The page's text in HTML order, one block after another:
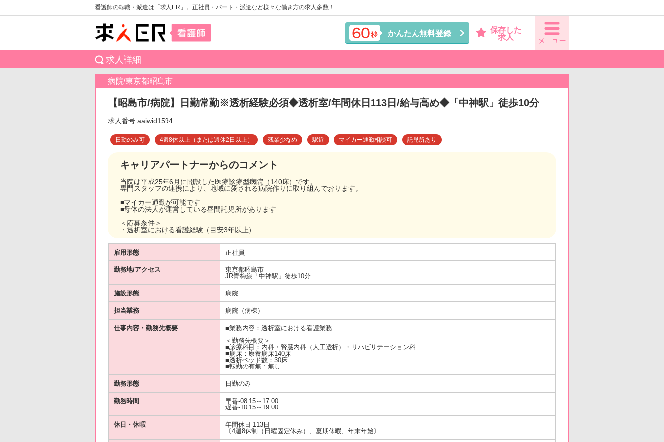
看護師の転職・派遣は「求人ER」。正社員・パート・派遣など様々な働き方の求人多数！
かんたん無料登録
保存した
求人
求人詳細
病院/東京都昭島市
【昭島市/病院】日勤常勤※透析経験必須◆透析室/年間休日113日/給与高め◆「中神駅」徒歩10分
求人番号:aaiwid1594
日勤のみ可 4週8休以上（または週休2日以上） 残業少なめ 駅近 マイカー通勤相談可 託児所あり
キャリアパートナーからのコメント
当院は平成25年6月に開設した医療診療型病院（140床）です。
専門スタッフの連携により、地域に愛される病院作りに取り組んでおります。
■マイカー通勤が可能です
■母体の法人が運営している昼間託児所があります
＜応募条件＞
・透析室における看護経験（目安3年以上）
雇用形態 正社員
勤務地/アクセス
東京都昭島市
JR青梅線「中神駅」徒歩10分
施設形態 病院
担当業務 病院（病棟）
仕事内容・勤務先概要
■業務内容：透析室における看護業務
＜勤務先概要＞
■診療科目：内科・腎臓内科（人工透析）・リハビリテーション科
■病床：療養病床140床
■透析ベッド数：30床
■転勤の有無：無し
勤務形態 日勤のみ
勤務時間
早番-08:15～17:00
遅番-10:15～19:00
休日・休暇
年間休日 113日
〔4週8休制（日曜固定休み）、夏期休暇、年末年始〕